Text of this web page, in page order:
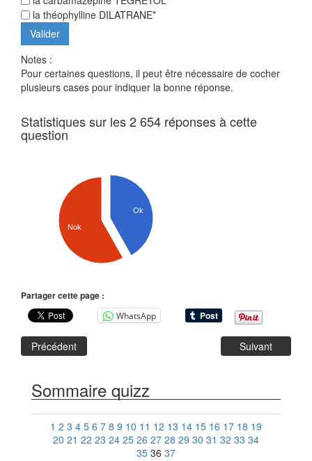
la théophylline DILATRANE*
Notes :
Pour certaines questions, il peut être nécessaire de cocher
plusieurs cases pour indiquer la bonne réponse.
Statistiques sur les 2 654 réponses à cette
question
Ok
Nok
Partager cette page :
WhatsApp
Précédent Suivant
Sommaire quizz
1 2 3 4 5 6 7 8 9 10 11 12 13 14 15 16 17 18 19
20 21 22 23 24 25 26 27 28 29 30 31 32 33 34
35 36 37